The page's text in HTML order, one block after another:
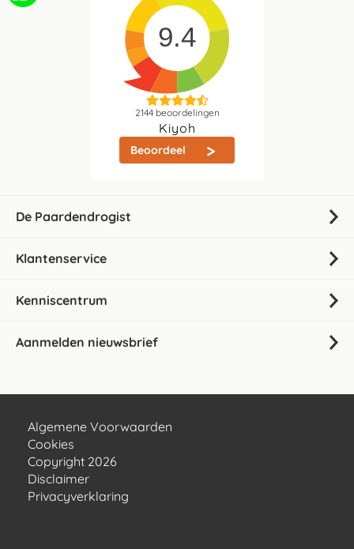
9.4
2144beoordelingen
Kiyoh
Beoordeel
De Paardendrogist
Klantenservice
Kenniscentrum
Aanmelden nieuwsbrief
Algemene Voorwaarden
Cookies
Copyright 2026
Disclaimer
Privacyverklaring